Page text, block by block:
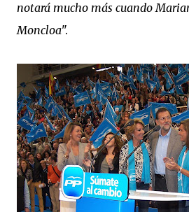
notará mucho más cuando
Moncloa".